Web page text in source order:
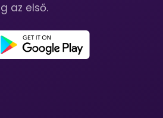
az első.